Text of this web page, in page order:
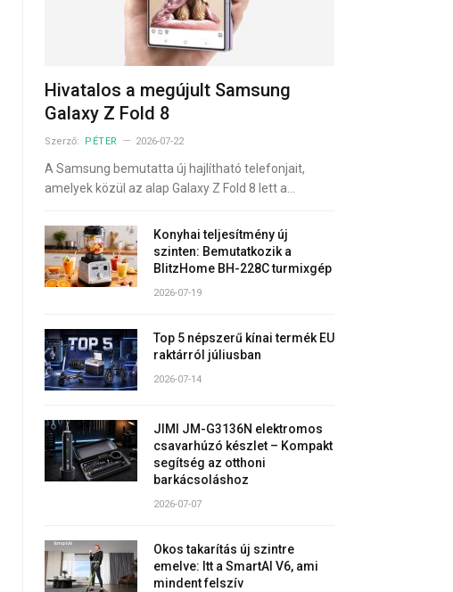
Hivatalos a megújult Samsung
Galaxy Z Fold 8
Szerző: PÉTER 2026-07-22
A Samsung bemutatta új hajlítható telefonjait,
amelyek közül az alap Galaxy Z Fold 8 lett a…
Konyhai teljesítmény új
szinten: Bemutatkozik a
BlitzHome BH-228C turmixgép
2026-07-19
Top 5 népszerű kínai termék EU
raktárról júliusban
2026-07-14
JIMI JM-G3136N elektromos
csavarhúzó készlet – Kompakt
segítség az otthoni
barkácsoláshoz
2026-07-07
Okos takarítás új szintre
emelve: Itt a SmartAI V6, ami
mindent felszív